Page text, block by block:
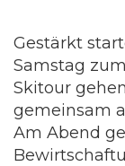
Gestärkt
Samstag
Skitour
gemeinsam
Am Abend